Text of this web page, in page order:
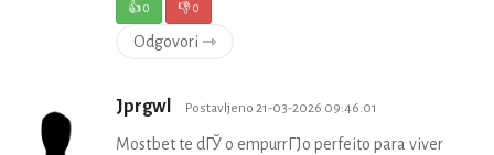
👍0 👎0
Odgovori ⇾
Jprgwl Postavljeno 21-03-2026 09:46:01
Mostbet te dГЎ o empurrГЈo perfeito para viver